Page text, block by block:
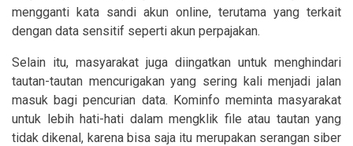
mengganti kata sandi akun online, terutama yang terkait
dengan data sensitif seperti akun perpajakan.
Selain itu, masyarakat juga diingatkan untuk menghindari
tautan-tautan mencurigakan yang sering kali menjadi jalan
masuk bagi pencurian data. Kominfo meminta masyarakat
untuk lebih hati-hati dalam mengklik file atau tautan yang
tidak dikenal, karena bisa saja itu merupakan serangan siber